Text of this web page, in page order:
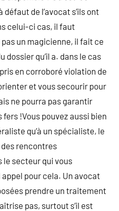
défaut de l’avocat s’ils ont
celui-ci cas, il faut
un magicienne, il fait ce
dossier qu’il a. dans le cas
en corroboré violation de
et vous secourir pour
ne pourra pas garantir
fers !Vous pouvez aussi bien
qu’à un spécialiste, le
rencontres
le secteur qui vous
pour cela. Un avocat
prendre un traitement
pas, surtout s’il est